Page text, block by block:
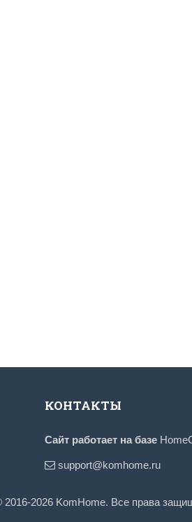
КОНТАКТЫ
Сайт работает на базе
support@komhome.ru
2016-2026 KomHome. Все права